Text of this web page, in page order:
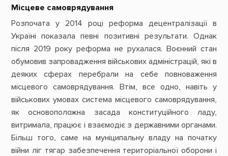
Місцеве самоврядування
Розпочата у 2014 році реформа децентралізації в
Україні показала певні позитивні результати. Однак
після 2019 року реформа не рухалася. Воєнний стан
обумовив запровадження військових адміністрацій, які в
деяких сферах перебрали на себе повноваження
місцевого самоврядування. Втім, все одно, навіть у
військових умовах система місцевого самоврядування,
як основоположна засада конституційного ладу,
витримала, працює і взаємодіє з державними органами.
Більш того, саме на муніципальну владу на початку
війни ліг тягар забезпечення територіальної оборони і